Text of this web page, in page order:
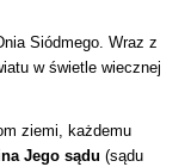
Siódmego. Wraz z
w świetle wiecznej
ziemi, każdemu
Jego sądu (sądu